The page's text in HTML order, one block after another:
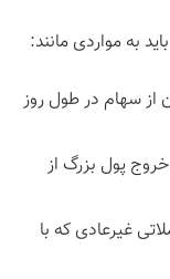
به مواردی مانند:
از سهام در طول روز
پول بزرگ از
غیرعادی که با